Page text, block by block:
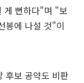
게 뻔하다"며 "보
봉에 나설 것"이
후보 공약도 비판